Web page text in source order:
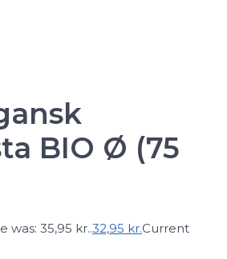
BIO Ø (75
was: 35,95 kr..32,95 kr.Current